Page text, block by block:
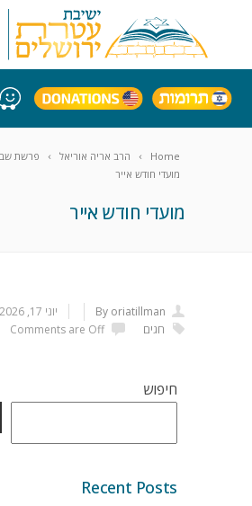
Home הרב אריה אוריאל
פרשת
מועדי חודש אייר
מועדי חודש אייר
יוני 17, 2026
By oriatillman
Comments are Off
חגים
חיפוש
Recent Posts